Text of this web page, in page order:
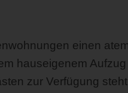
einen
hauseigenem
zur Verfügung